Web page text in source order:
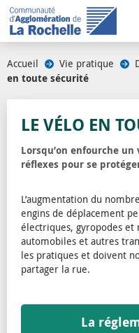
Accueil Vie pratique
en toute sécurité
LE VÉLO EN
Lorsqu’on enfourche
réflexes pour se
L’augmentation du
engins de déplacement
électriques, gyropodes et
automobiles et autres
les pratiques et doivent
partager la rue.
La